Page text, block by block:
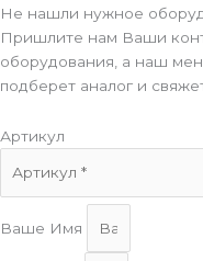
Не нашли нужное
Пришлите нам Ваши
оборудования, а наш
подберет аналог и
Артикул
Ваше Имя